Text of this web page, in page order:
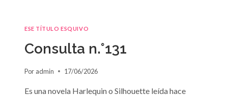
ESE TÍTULO ESQUIVO
Consulta n.°131
Por admin 17/06/2026
Es una novela Harlequin o Silhouette leída hace